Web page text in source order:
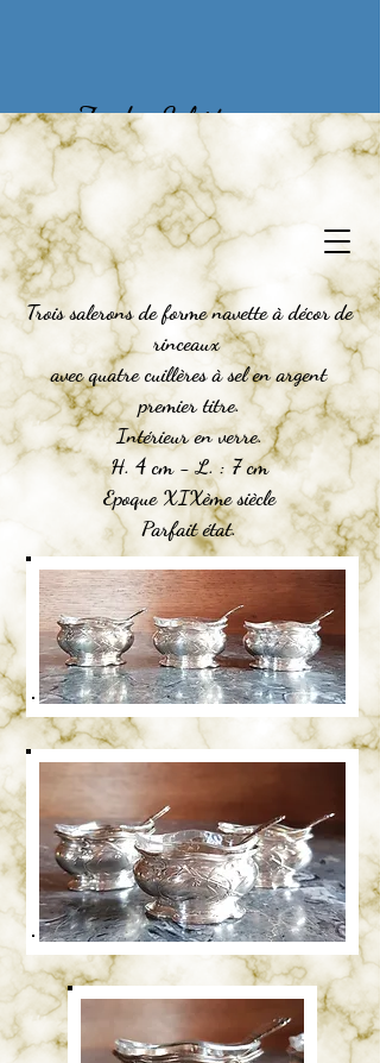
Zu den Schätzen
vergangener Zeiten
Trois salerons de forme navette à décor de
rinceaux
avec quatre cuillères à sel en argent
premier titre.
Intérieur en verre.
H. 4 cm - L. : 7 cm
Epoque XIXème siècle
Parfait état.